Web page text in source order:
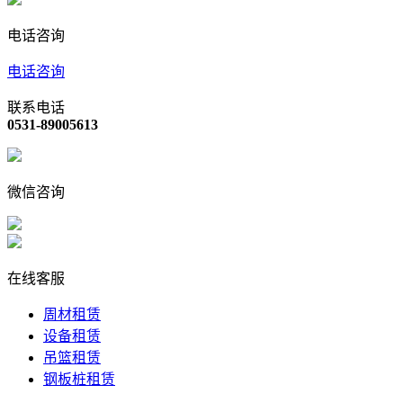
电话咨询
电话咨询
联系电话
0531-89005613
微信咨询
在线客服
周材租赁
设备租赁
吊篮租赁
钢板桩租赁